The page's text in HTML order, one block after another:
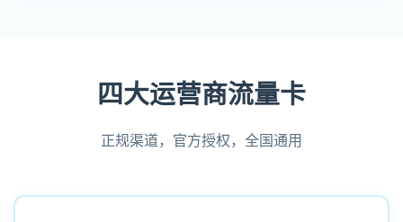
四大运营商流量卡
正规渠道，官方授权，全国通用